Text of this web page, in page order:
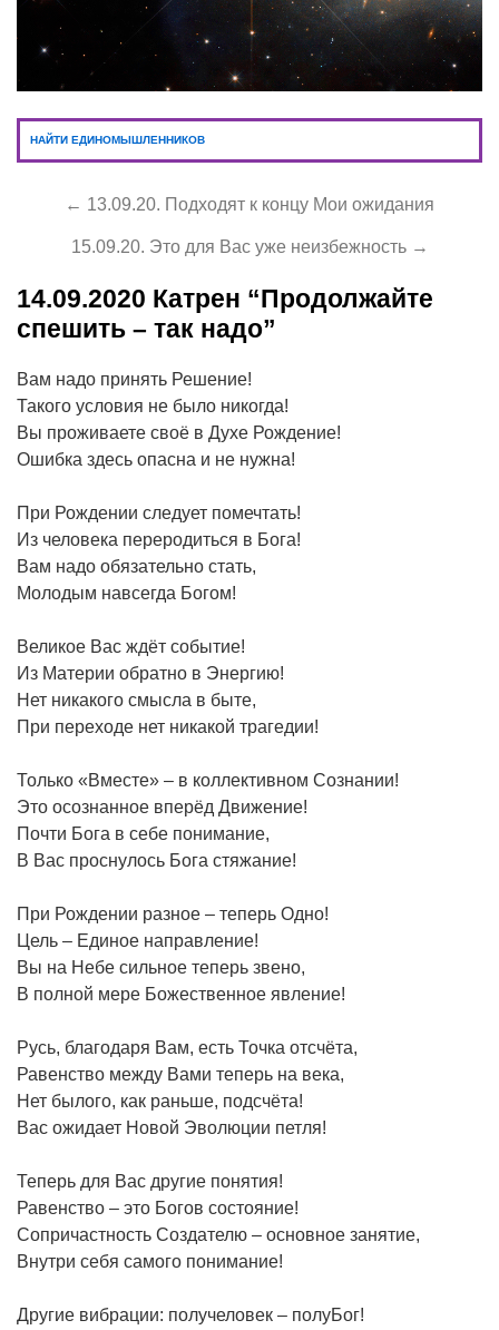
НАЙТИ ЕДИНОМЫШЛЕННИКОВ
← 13.09.20. Подходят к концу Мои ожидания
15.09.20. Это для Вас уже неизбежность →
14.09.2020 Катрен “Продолжайте
спешить – так надо”
Вам надо принять Решение!
Такого условия не было никогда!
Вы проживаете своё в Духе Рождение!
Ошибка здесь опасна и не нужна!
При Рождении следует помечтать!
Из человека переродиться в Бога!
Вам надо обязательно стать,
Молодым навсегда Богом!
Великое Вас ждёт событие!
Из Материи обратно в Энергию!
Нет никакого смысла в быте,
При переходе нет никакой трагедии!
Только «Вместе» – в коллективном Сознании!
Это осознанное вперёд Движение!
Почти Бога в себе понимание,
В Вас проснулось Бога стяжание!
При Рождении разное – теперь Одно!
Цель – Единое направление!
Вы на Небе сильное теперь звено,
В полной мере Божественное явление!
Русь, благодаря Вам, есть Точка отсчёта,
Равенство между Вами теперь на века,
Нет былого, как раньше, подсчёта!
Вас ожидает Новой Эволюции петля!
Теперь для Вас другие понятия!
Равенство – это Богов состояние!
Сопричастность Создателю – основное занятие,
Внутри себя самого понимание!
Другие вибрации: получеловек – полуБог!